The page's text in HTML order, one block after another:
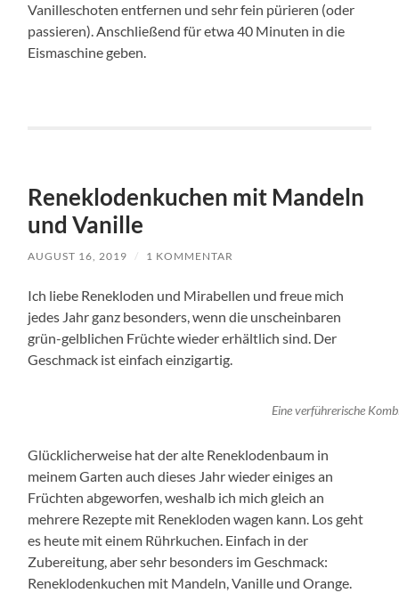
Vanilleschoten entfernen und sehr fein pürieren (oder
passieren). Anschließend für etwa 40 Minuten in die
Eismaschine geben.
Reneklodenkuchen mit Mandeln
und Vanille
AUGUST 16, 2019 / 1 KOMMENTAR
Ich liebe Renekloden und Mirabellen und freue mich
jedes Jahr ganz besonders, wenn die unscheinbaren
grün-gelblichen Früchte wieder erhältlich sind. Der
Geschmack ist einfach einzigartig.
Eine verführerische
Glücklicherweise hat der alte Reneklodenbaum in
meinem Garten auch dieses Jahr wieder einiges an
Früchten abgeworfen, weshalb ich mich gleich an
mehrere Rezepte mit Renekloden wagen kann. Los geht
es heute mit einem Rührkuchen. Einfach in der
Zubereitung, aber sehr besonders im Geschmack:
Reneklodenkuchen mit Mandeln, Vanille und Orange.